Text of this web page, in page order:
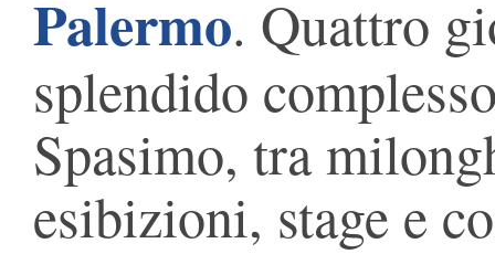
Palermo. Quattro
splendido
Spasimo, tra
esibizioni, stage e